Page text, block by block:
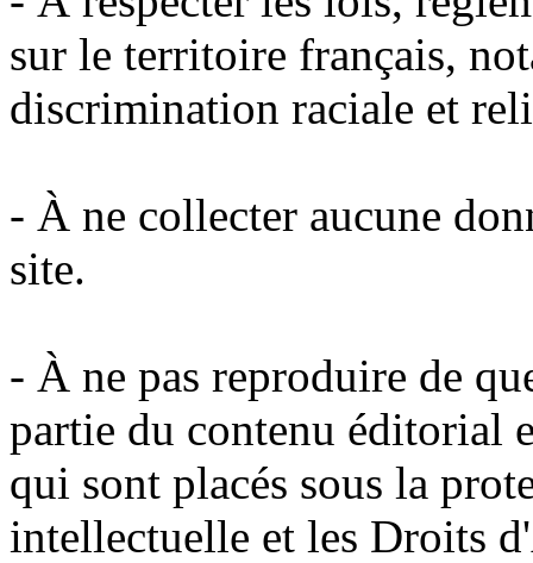
sur le territoire français,
discrimination raciale et
- À ne collecter aucune
site.
- À ne pas reproduire de
partie du contenu éditorial
qui sont placés sous la
intellectuelle et les Droits